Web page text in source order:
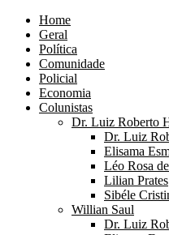
Home
Geral
Política
Comunidade
Policial
Economia
Colunistas
Dr. Luiz Roberto
Dr. Luiz
Elisama
Léo Rosa
Lilian Prates
Sibéle
Willian Saul
Dr. Luiz